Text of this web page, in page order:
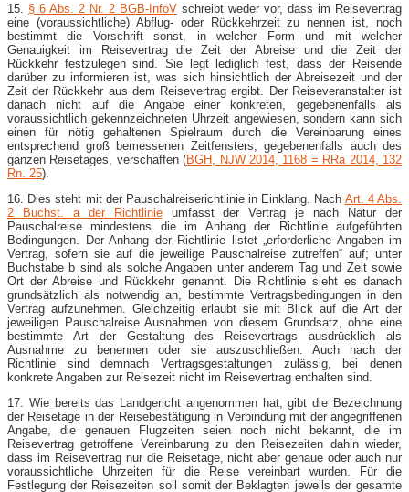
15. § 6 Abs. 2 Nr. 2 BGB-​InfoV schreibt weder vor, dass im Reisevertrag
eine (voraussichtliche) Abflug- oder Rückkehrzeit zu nennen ist, noch
bestimmt die Vorschrift sonst, in welcher Form und mit welcher
Genauigkeit im Reisevertrag die Zeit der Abreise und die Zeit der
Rückkehr festzulegen sind. Sie legt lediglich fest, dass der Reisende
darüber zu informieren ist, was sich hinsichtlich der Abreisezeit und der
Zeit der Rückkehr aus dem Reisevertrag ergibt. Der Reiseveranstalter ist
danach nicht auf die Angabe einer konkreten, gegebenenfalls als
voraussichtlich gekennzeichneten Uhrzeit angewiesen, sondern kann sich
einen für nötig gehaltenen Spielraum durch die Vereinbarung eines
entsprechend groß bemessenen Zeitfensters, gegebenenfalls auch des
ganzen Reisetages, verschaffen (BGH, NJW 2014, 1168 = RRa 2014, 132
Rn. 25).
16. Dies steht mit der Pauschalreiserichtlinie in Einklang. Nach Art. 4 Abs.
2 Buchst. a der Richtlinieumfasst der Vertrag je nach Natur der
Pauschalreise mindestens die im Anhang der Richtlinie aufgeführten
Bedingungen. Der Anhang der Richtlinie listet „erforderliche Angaben im
Vertrag, sofern sie auf die jeweilige Pauschalreise zutreffen“ auf; unter
Buchstabe b sind als solche Angaben unter anderem Tag und Zeit sowie
Ort der Abreise und Rückkehr genannt. Die Richtlinie sieht es danach
grundsätzlich als notwendig an, bestimmte Vertragsbedingungen in den
Vertrag aufzunehmen. Gleichzeitig erlaubt sie mit Blick auf die Art der
jeweiligen Pauschalreise Ausnahmen von diesem Grundsatz, ohne eine
bestimmte Art der Gestaltung des Reisevertrags ausdrücklich als
Ausnahme zu benennen oder sie auszuschließen. Auch nach der
Richtlinie sind demnach Vertragsgestaltungen zulässig, bei denen
konkrete Angaben zur Reisezeit nicht im Reisevertrag enthalten sind.
17. Wie bereits das Landgericht angenommen hat, gibt die Bezeichnung
der Reisetage in der Reisebestätigung in Verbindung mit der angegriffenen
Angabe, die genauen Flugzeiten seien noch nicht bekannt, die im
Reisevertrag getroffene Vereinbarung zu den Reisezeiten dahin wieder,
dass im Reisevertrag nur die Reisetage, nicht aber genaue oder auch nur
voraussichtliche Uhrzeiten für die Reise vereinbart wurden. Für die
Festlegung der Reisezeiten soll somit der Beklagten jeweils der gesamte